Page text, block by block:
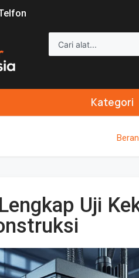
Kategori
Uji